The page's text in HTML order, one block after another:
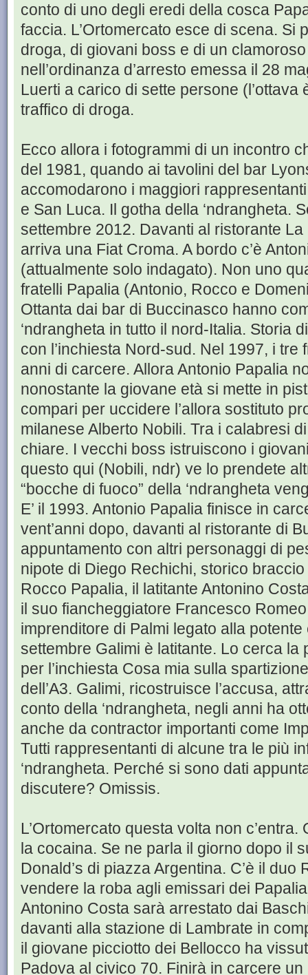
conto di uno degli eredi della cosca
faccia. L’Ortomercato esce di scena. Si
droga, di giovani boss e di un
nell’ordinanza d’arresto emessa il 28
Luerti a carico di sette persone
traffico di droga.
Ecco allora i fotogrammi di un incontro
del 1981, quando ai tavolini del bar
accomodarono i maggiori
e San Luca. Il gotha della ‘ndrangheta.
settembre 2012. Davanti al ristorante
arriva una Fiat Croma. A bordo c’è
(attualmente solo indagato). Non uno
fratelli Papalia (Antonio, Rocco e
Ottanta dai bar di Buccinasco hanno
‘ndrangheta in tutto il nord-Italia. Storia
con l’inchiesta Nord-sud. Nel 1997, i
anni di carcere. Allora Antonio Papalia
nonostante la giovane età si mette in
compari per uccidere l’allora sostituto
milanese Alberto Nobili. Tra i calabresi
chiare. I vecchi boss istruiscono i
questo qui (Nobili, ndr) ve lo prendete
“bocche di fuoco” della ‘ndrangheta
E’ il 1993. Antonio Papalia finisce in
vent’anni dopo, davanti al ristorante di
appuntamento con altri personaggi di
nipote di Diego Rechichi, storico
Rocco Papalia, il latitante Antonino
il suo fiancheggiatore Francesco
imprenditore di Palmi legato alla
settembre Galimi è latitante. Lo cerca
per l’inchiesta Cosa mia sulla
dell’A3. Galimi, ricostruisce l’accusa,
conto della ‘ndrangheta, negli anni ha
anche da contractor importanti come
Tutti rappresentanti di alcune tra le più
‘ndrangheta. Perché si sono dati
discutere? Omissis.
L’Ortomercato questa volta non c’entra.
la cocaina. Se ne parla il giorno dopo il
Donald’s di piazza Argentina. C’è il
vendere la roba agli emissari dei
Antonino Costa sarà arrestato dai
davanti alla stazione di Lambrate in
il giovane picciotto dei Bellocco ha
Padova al civico 70. Finirà in carcere